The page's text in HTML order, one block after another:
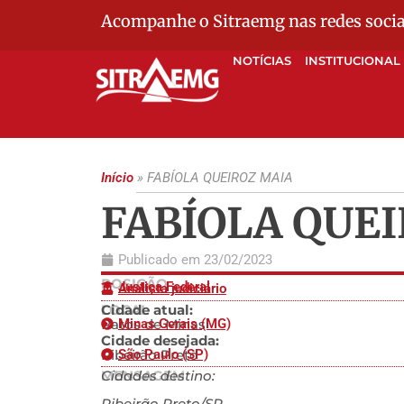
Acompanhe o Sitraemg nas redes
NOTÍCIAS INSTITUCIONAL
Início » FABÍOLA QUEIROZ MAIA
FABÍOLA
Publicado em 23/02/2023
POSIÇÃO
Justiça Federal
Analista judiciário
LOCAL
Cidade atual:
Patos de Minas
Minas Gerais (MG)
Cidade desejada:
Ribeirão Preto
São Paulo (SP)
MENSAGEM
Cidades destino: